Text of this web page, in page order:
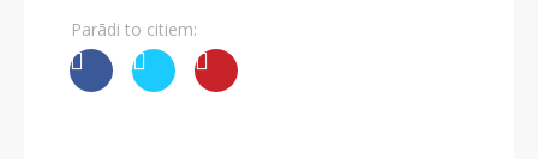
Parādi to citiem: